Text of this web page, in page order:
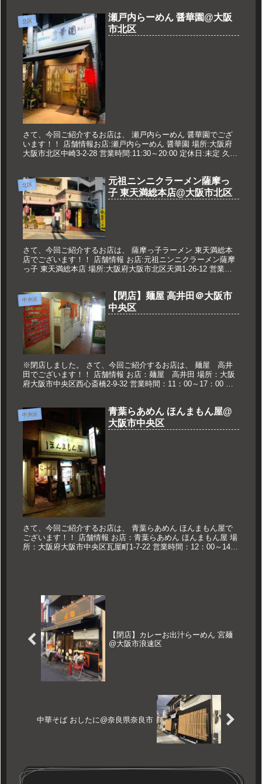
北区
瀬戸内らーめん 醤華園@大阪
市北区
さて、今回ご紹介するお店は、 瀬戸内らーめん 醤華園でござ
います！！ 店舗情報お店:瀬戸内らーめん 醤華園 場所:大阪府
大阪市北区中崎3-2-28 営業時間:11:30～20:00 定休日:未定 久世
北区
元祖ニンニクラーメン薩摩っ
子 東天満総本店@大阪市北区
さて、今回ご紹介するお店は、 薩摩っ子ラーメン 東天満総本
店でございます！！ 店舗情報 お店:元祖ニンニクラーメン薩摩
っ子 東天満総本店 場所:大阪府大阪市北区天満1-26-12 営業時
中央区
【閉店】麺屋 高井田＠大阪市
中央区
※閉店しました。 さて、今回ご紹介するお店は、 麺屋 高井
田でございます！！ 店舗情報 お店：麺屋 高井田 場所：大阪
府大阪市中央区西心斎橋2-9-32 営業時間：11：00～17：00 定
中央区
青葉らあめん ほんまもん屋@
大阪市中央区
さて、今回ご紹介するお店は、 青葉らあめん ほんまもん屋で
ございます！！ 店舗情報 お店：青葉らあめん ほんまもん屋 場
所：大阪府大阪市中央区瓦屋町1-7-22 営業時間：12：00～14：
【閉店】カレーお出汁らーめん 宮麺
@大阪市浪速区
中華そば おしたに@奈良県奈良市